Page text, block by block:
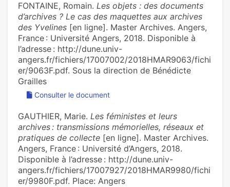
FONTAINE, Romain. Les objets : des documents
d’archives ? Le cas des maquettes aux archives
des Yvelines [en ligne]. Master Archives. Angers,
France : Université Angers, 2018. Disponible à
l’adresse : http://dune.univ-
angers.fr/fichiers/17007002/2018HMAR9063/fichi
er/9063F.pdf. Sous la direction de Bénédicte
Grailles
Consulter le document
GAUTHIER, Marie. Les féministes et leurs
archives : transmissions mémorielles, réseaux et
pratiques de collecte [en ligne]. Master Archives.
Angers, France : Université d’Angers, 2018.
Disponible à l’adresse : http://dune.univ-
angers.fr/fichiers/17007927/2018HMAR9980/fichi
er/9980F.pdf. Place: Angers